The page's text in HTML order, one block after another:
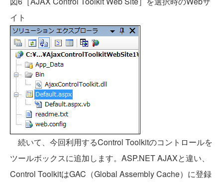
イト
続いて、今回利用するControl Toolkitのコントロールを
ツールボックスに追加します。ASP.NET AJAXと違い、
Control ToolkitはGAC（Global Assembly Cache）に登録